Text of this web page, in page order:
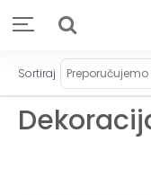
Sortiraj